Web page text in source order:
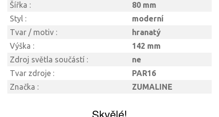
Šířka :
80 mm
Styl :
moderní
Tvar / motiv :
hranatý
Výška :
142 mm
Zdroj světla součástí :
ne
Tvar zdroje :
PAR16
Značka :
ZUMALINE